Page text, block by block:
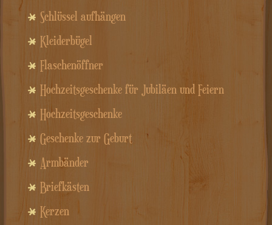
Schlüssel aufhängen
Kleiderbügel
Flaschenöffner
Hochzeitsgeschenke für Jubiläen und Feiern
Hochzeitsgeschenke
Geschenke zur Geburt
Armbänder
Briefkästen
Kerzen